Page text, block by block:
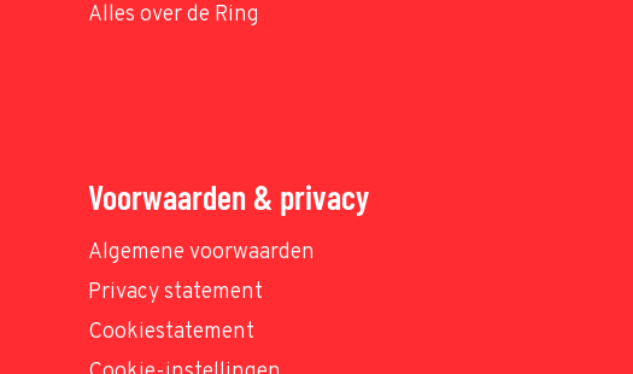
Alles over de Ring
Voorwaarden & privacy
Algemene voorwaarden
Privacy statement
Cookiestatement